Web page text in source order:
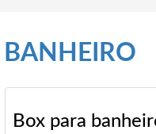
BANHEIRO
Box para